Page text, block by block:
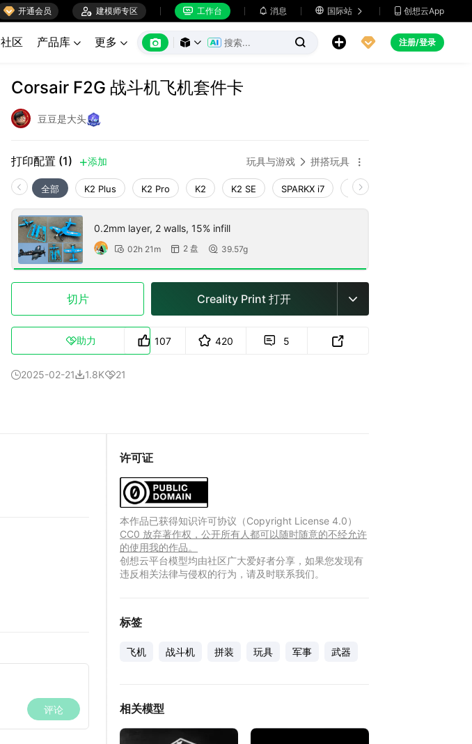
 开通会员  建模师专区  工作台  消息  国际站   创想云App
社区 产品库  更多        注册/登录
Corsair F2G 战斗机飞机套件卡
豆豆是大头
打印配置 (1) 添加 玩具与游戏  拼搭玩具 
全部 K2 Plus K2 Pro K2 K2 SE SPARKX i7 Creality Hi
0.2mm layer, 2 walls, 15% infill
 02h 21m  2 盘  39.57g
切片 Creality Print 打开 
助力 107 420  5 
2025-02-211.8K21
许可证
本作品已获得知识许可协议（Copyright License 4.0）
CC0 放弃著作权，公开所有人都可以随时随意的不经允许
的使用我的作品。
创想云平台模型均由社区广大爱好者分享，如果您发现有
违反相关法律与侵权的行为，请及时联系我们。
标签
飞机 战斗机 拼装 玩具 军事 武器
相关模型